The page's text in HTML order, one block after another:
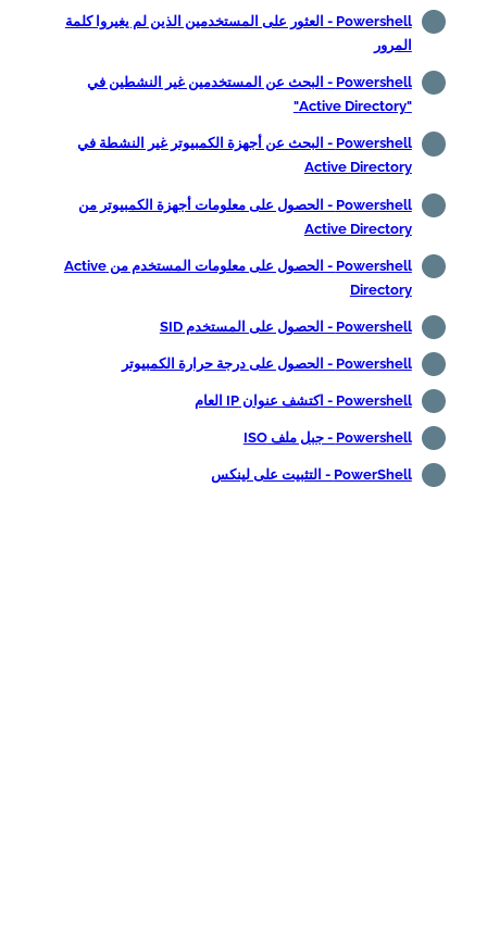
Powershell - العثور على المستخدمين الذين لم يغيروا كلمة
Powershell - البحث عن المستخدمين غير النشطين في
Powershell - البحث عن أجهزة الكمبيوتر غير النشطة في
Active Directory
Powershell - الحصول على معلومات أجهزة الكمبيوتر من
Active Directory
Powershell - الحصول على معلومات المستخدم من Active
Directory
Powershell - الحصول على المستخدم SID
Powershell - الحصول على درجة حرارة الكمبيوتر
Powershell - اكتشف عنوان IP العام
Powershell - جبل ملف ISO
PowerShell - التثبيت على لينكس